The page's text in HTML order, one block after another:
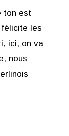
ton est
félicite les
ici, on va
nous